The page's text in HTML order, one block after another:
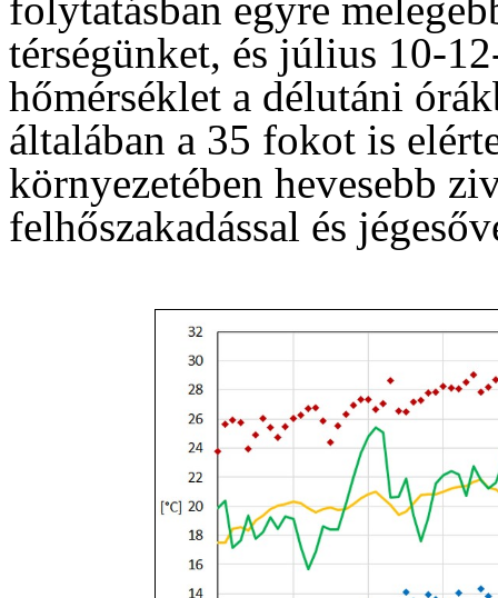
térségünket, és július 10-
hőmérséklet a délutáni
általában a 35 fokot is
környezetében hevesebb
felhőszakadással és